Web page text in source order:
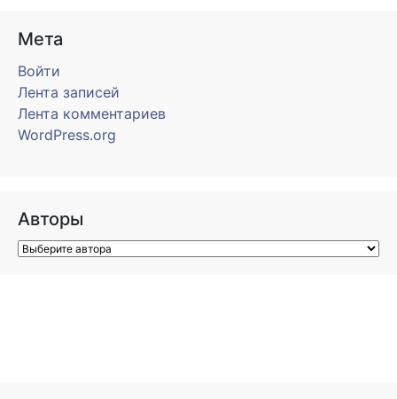
Мета
Войти
Лента записей
Лента комментариев
WordPress.org
Авторы